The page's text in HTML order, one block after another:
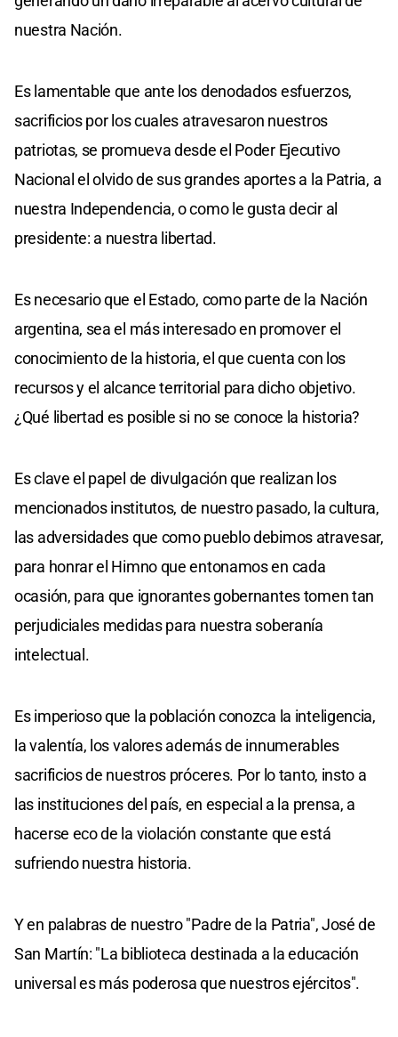
nuestra Nación.
Es lamentable que ante los denodados esfuerzos,
sacrificios por los cuales atravesaron nuestros
patriotas, se promueva desde el Poder Ejecutivo
Nacional el olvido de sus grandes aportes a la Patria, a
nuestra Independencia, o como le gusta decir al
presidente: a nuestra libertad.
Es necesario que el Estado, como parte de la Nación
argentina, sea el más interesado en promover el
conocimiento de la historia, el que cuenta con los
recursos y el alcance territorial para dicho objetivo.
¿Qué libertad es posible si no se conoce la historia?
Es clave el papel de divulgación que realizan los
mencionados institutos, de nuestro pasado, la cultura,
las adversidades que como pueblo debimos atravesar,
para honrar el Himno que entonamos en cada
ocasión, para que ignorantes gobernantes tomen tan
perjudiciales medidas para nuestra soberanía
intelectual.
Es imperioso que la población conozca la inteligencia,
la valentía, los valores además de innumerables
sacrificios de nuestros próceres. Por lo tanto, insto a
las instituciones del país, en especial a la prensa, a
hacerse eco de la violación constante que está
sufriendo nuestra historia.
Y en palabras de nuestro "Padre de la Patria", José de
San Martín: "La biblioteca destinada a la educación
universal es más poderosa que nuestros ejércitos".